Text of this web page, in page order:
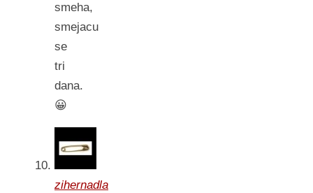
smeha,
smejacu
se
tri
dana.
😀
zihernadla